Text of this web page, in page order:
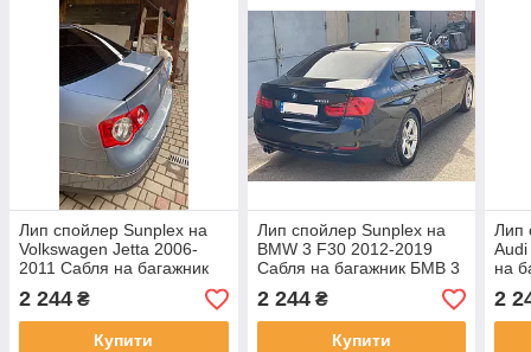
Лип спойлер Sunplex на
Volkswagen Jetta 2006-
2011 Сабля на багажник
Фольксваген Джетта
2 244 ₴
Купити
Лип спойлер Sunplex на
BMW 3 F30 2012-2019
Сабля на багажник БМВ 3
Ф30
2 244₴
Купити
Лип
на
2